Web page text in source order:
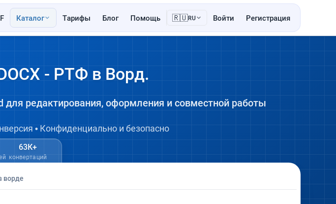
Каталог Тарифы Блог Помощь 🇷🇺RU Войти Регистрация
- РТФ в Ворд.
редактирования, оформления и совместной работы
• Конфиденциально и безопасно
63К+
конвертаций
ворде